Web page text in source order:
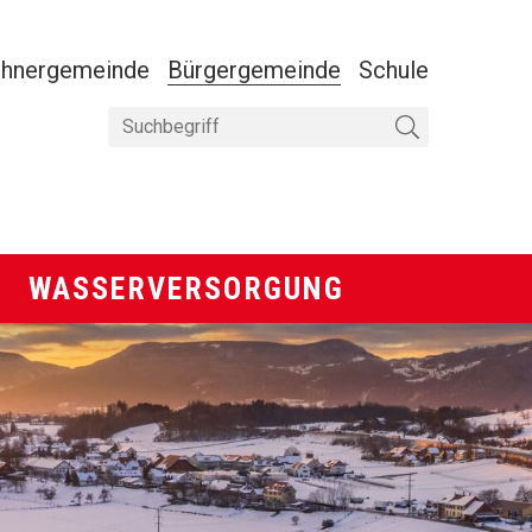
Suchbegriff
Suche starten
Bürgergemeinde Schule
WASSERVERSORGUNG